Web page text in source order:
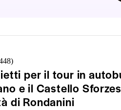
)
per il tour in
e il Castello
di Rondanini